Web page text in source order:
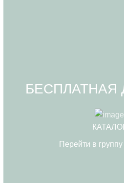
БЕСПЛАТНАЯ
Перейти в группу